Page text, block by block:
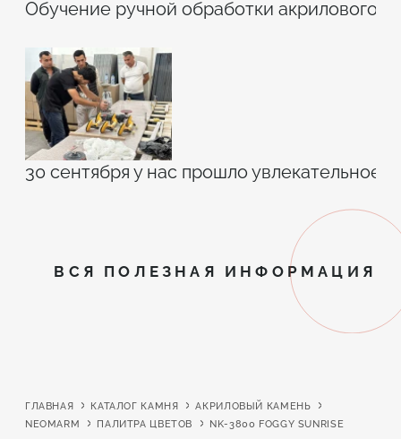
Обучение ручной обработки акрилового
30 сентября у нас прошло увлекательное
ВСЯ ПОЛЕЗНАЯ ИНФОРМАЦИЯ
ГЛАВНАЯ КАТАЛОГ КАМНЯ
АКРИЛОВЫЙ КАМЕНЬ
NEOMARM
ПАЛИТРА ЦВЕТОВ NK-3800 FOGGY SUNRISE